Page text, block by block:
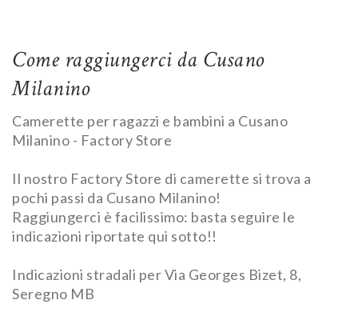
Come raggiungerci da Cusano
Milanino
Camerette per ragazzi e bambini a Cusano
Milanino - Factory Store
Il nostro Factory Store di camerette si trova a
pochi passi da Cusano Milanino!
Raggiungerci è facilissimo: basta seguire le
indicazioni riportate qui sotto!!
Indicazioni stradali per Via Georges Bizet, 8,
Seregno MB